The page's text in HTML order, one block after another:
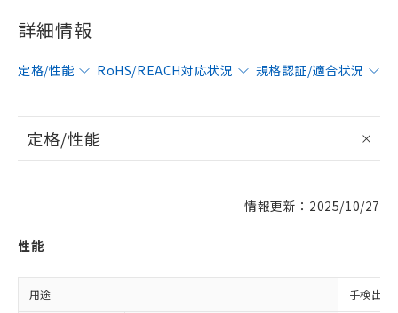
詳細情報
定格/性能 RoHS/REACH対応状況 規格認証/適合状況
定格/性能
情報更新：2025/10/27
性能
用途 手検出用